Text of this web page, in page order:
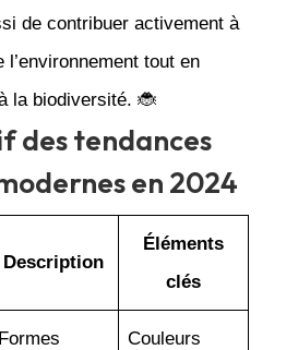
de contribuer activement à
l’environnement tout en
la biodiversité. 🐞
des tendances
en 2024
Description
Éléments
clés
Formes
Couleurs